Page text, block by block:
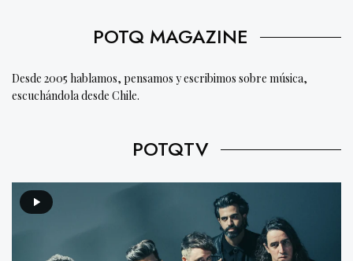
POTQ MAGAZINE
Desde 2005 hablamos, pensamos y escribimos sobre música,
escuchándola desde Chile.
POTQTV